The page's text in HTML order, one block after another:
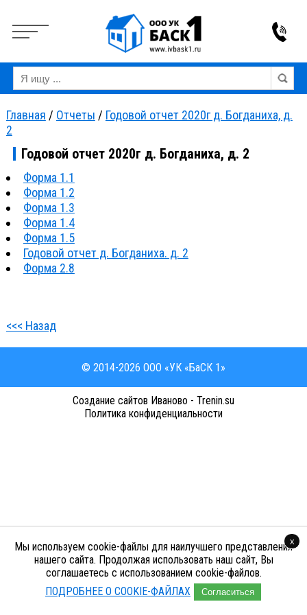
Версия для слабовидящих: Вкл Изображения: Выкл
Главная / Отчеты / Годовой отчет 2020г д. Богданиха, д.
2
Годовой отчет 2020г д. Богданиха, д. 2
Форма 1.1
Форма 1.2
Форма 1.3
Форма 1.4
Форма 1.5
Годовой отчет д. Богданиха. д. 2
Форма 2.8
<<< Назад
© 2014-2026 ООО «УК «БаСК 1»
Cоздание сайтов Иваново - Trenin.su
Политика конфиденциальности
Мы используем cookie-файлы для наилучшего представления
нашего сайта. Продолжая использовать наш сайт, Вы
соглашаетесь с использованием cookie-файлов.
ПОДРОБНЕЕ О COOKIE-ФАЙЛАХ
Согласиться
x